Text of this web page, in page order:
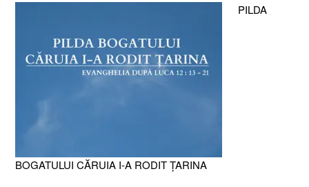
PILDA
BOGATULUI CĂRUIA I-A RODIT ŢARINA